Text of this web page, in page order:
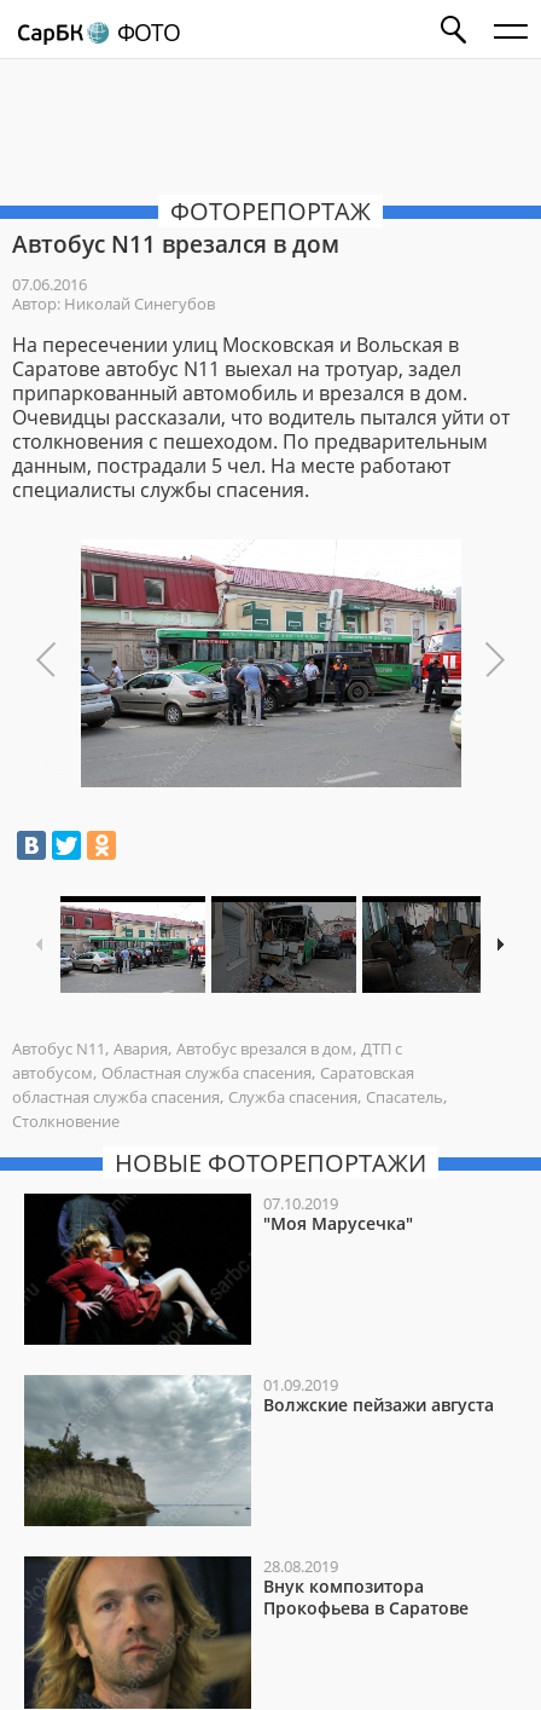
ФОТО
ФОТОРЕПОРТАЖ
Aвтобус N11 врезался в дом
07.06.2016
Автор: Николай Синегубов
На пересечении улиц Московская и Вольская в
Саратове автобус N11 выехал на тротуар, задел
припаркованный автомобиль и врезался в дом.
Очевидцы рассказали, что водитель пытался уйти от
столкновения с пешеходом. По предварительным
данным, пострадали 5 чел. На месте работают
специалисты службы спасения.
Aвтобус N11, Авария, Автобус врезался в дом, ДТП с
автобусом, Областная служба спасения, Саратовская
областная служба спасения, Служба спасения, Спасатель,
Столкновение
НОВЫЕ ФОТОРЕПОРТАЖИ
07.10.2019
"Моя Марусечка"
01.09.2019
Волжские пейзажи августа
28.08.2019
Внук композитора
Прокофьева в Саратове